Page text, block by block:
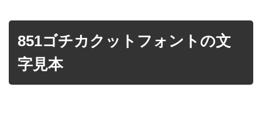
851ゴチカクットフォントの文
字見本